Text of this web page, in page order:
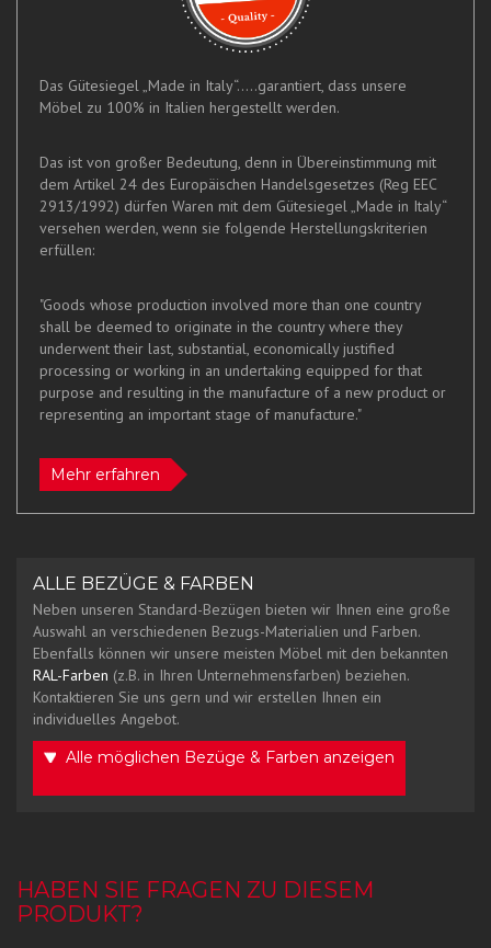
Das Gütesiegel „Made in Italy“.....garantiert, dass unsere
Möbel zu 100% in Italien hergestellt werden.
Das ist von großer Bedeutung, denn in Übereinstimmung mit
dem Artikel 24 des Europäischen Handelsgesetzes (Reg EEC
2913/1992) dürfen Waren mit dem Gütesiegel „Made in Italy“
versehen werden, wenn sie folgende Herstellungskriterien
erfüllen:
"Goods whose production involved more than one country
shall be deemed to originate in the country where they
underwent their last, substantial, economically justified
processing or working in an undertaking equipped for that
purpose and resulting in the manufacture of a new product or
representing an important stage of manufacture."
Mehr erfahren
ALLE BEZÜGE & FARBEN
Neben unseren Standard-Bezügen bieten wir Ihnen eine große
Auswahl an verschiedenen Bezugs-Materialien und Farben.
Ebenfalls können wir unsere meisten Möbel mit den bekannten
RAL-Farben (z.B. in Ihren Unternehmensfarben) beziehen.
Kontaktieren Sie uns gern und wir erstellen Ihnen ein
individuelles Angebot.
Alle möglichen Bezüge & Farben anzeigen
HABEN SIE FRAGEN ZU DIESEM
PRODUKT?